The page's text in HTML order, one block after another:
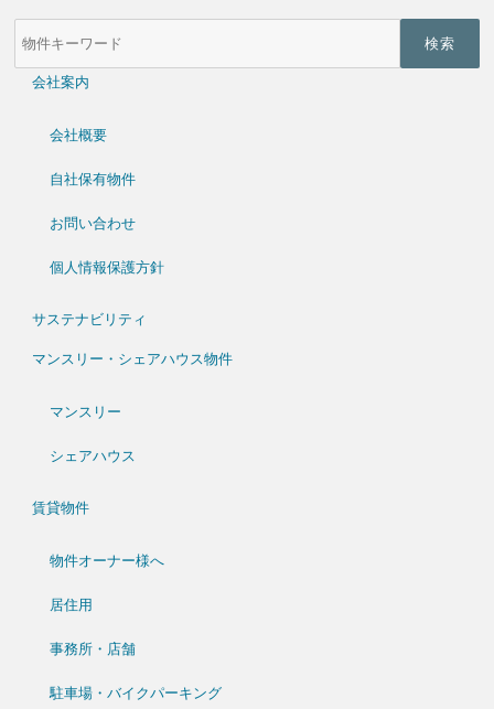
物
件
会社案内
会社概要
自社保有物件
お問い合わせ
個人情報保護方針
サステナビリティ
マンスリー・シェアハウス物件
マンスリー
シェアハウス
賃貸物件
物件オーナー様へ
居住用
事務所・店舗
駐車場・バイクパーキング